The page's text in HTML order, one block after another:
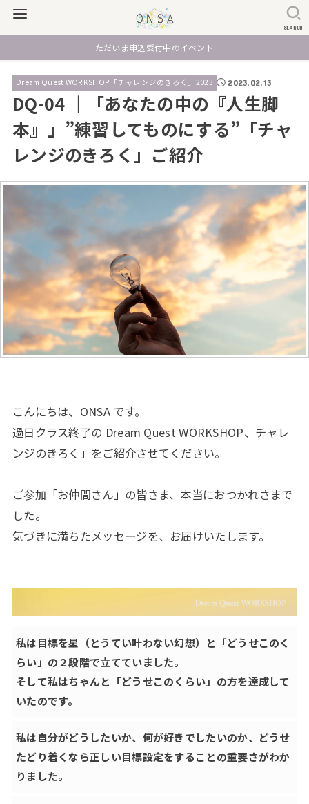
SEARCH
ただいま申込受付中のイベント
Dream Quest WORKSHOP「チャレンジのきろく」2023 2023.02.13
DQ-04 ｜「あなたの中の『人生脚
本』」”練習してものにする”「チャ
レンジのきろく」ご紹介
こんにちは、ONSA です。
過日クラス終了の Dream Quest WORKSHOP、チャレ
ンジのきろく」をご紹介させてください。
ご参加「お仲間さん」の皆さま、本当におつかれさまで
した。
気づきに満ちたメッセージを、お届けいたします。
私は目標を星（とうてい叶わない幻想）と「どうせこのく
らい」の２段階で立てていました。
そして私はちゃんと「どうせこのくらい」の方を達成して
いたのです。
私は自分がどうしたいか、何が好きでしたいのか、どうせ
たどり着くなら正しい目標設定をすることの重要さがわか
りました。